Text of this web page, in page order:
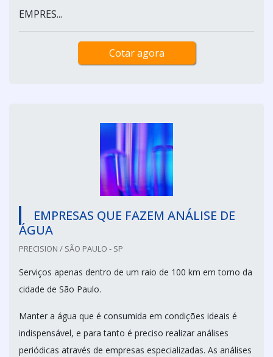
EMPRES...
Cotar agora
EMPRESAS QUE FAZEM ANÁLISE DE
ÁGUA
PRECISION / SÃO PAULO - SP
Serviços apenas dentro de um raio de 100 km em torno da
cidade de São Paulo.
Manter a água que é consumida em condições ideais é
indispensável, e para tanto é preciso realizar análises
periódicas através de empresas especializadas. As análises